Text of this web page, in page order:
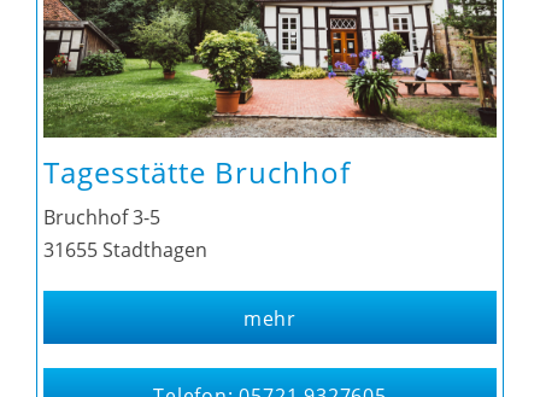
Tagesstätte Bruchhof
Bruchhof 3-5
31655 Stadthagen
mehr